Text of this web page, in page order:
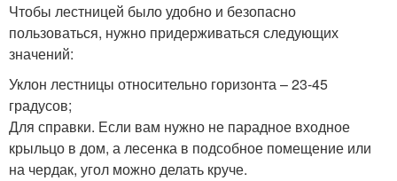
Чтобы лестницей было удобно и безопасно
пользоваться, нужно придерживаться следующих
значений:
Уклон лестницы относительно горизонта – 23-45
градусов;
Для справки. Если вам нужно не парадное входное
крыльцо в дом, а лесенка в подсобное помещение или
на чердак, угол можно делать круче.